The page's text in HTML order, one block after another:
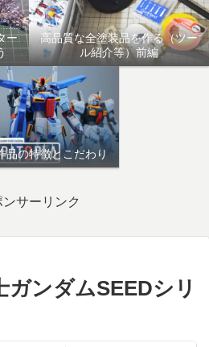
ー
高品質な全塗装品を作る（ツー
ル紹介等）前編
品の特徴とこだわり
ンサーリンク
ガンダムSEEDシリ